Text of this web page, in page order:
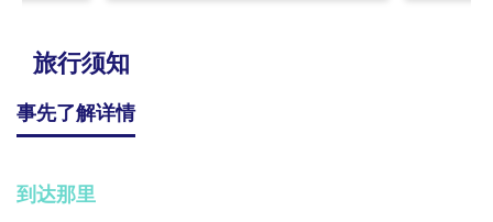
旅行须知
事先了解详情
到达那里